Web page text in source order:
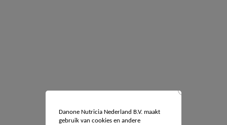
Danone Nutricia Nederland B.V. maakt
gebruik van cookies en andere